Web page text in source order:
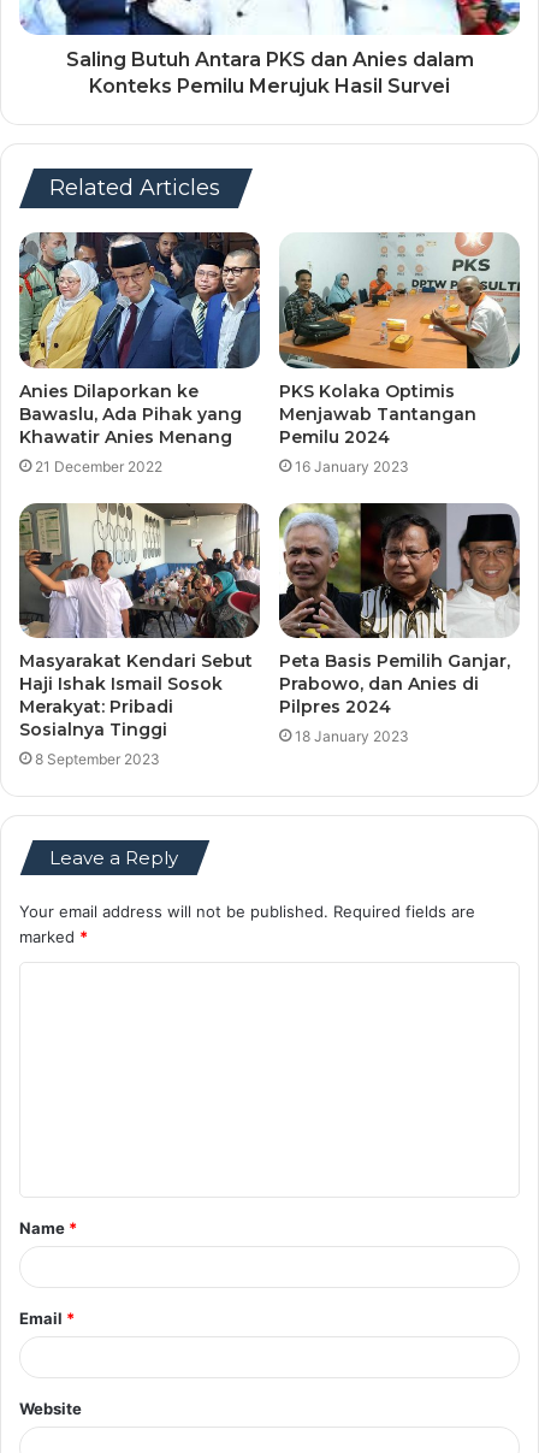
Saling Butuh Antara PKS dan Anies dalam
Konteks Pemilu Merujuk Hasil Survei
Related Articles
Anies Dilaporkan ke
Bawaslu, Ada Pihak yang
Khawatir Anies Menang
21 December 2022
PKS Kolaka Optimis
Menjawab Tantangan
Pemilu 2024
16 January 2023
Masyarakat Kendari Sebut
Haji Ishak Ismail Sosok
Merakyat: Pribadi
Sosialnya Tinggi
8 September 2023
Peta Basis Pemilih Ganjar,
Prabowo, dan Anies di
Pilpres 2024
18 January 2023
Leave a Reply
Your email address will not be published. Required fields are
marked *
t
*
Name *
Email *
Website